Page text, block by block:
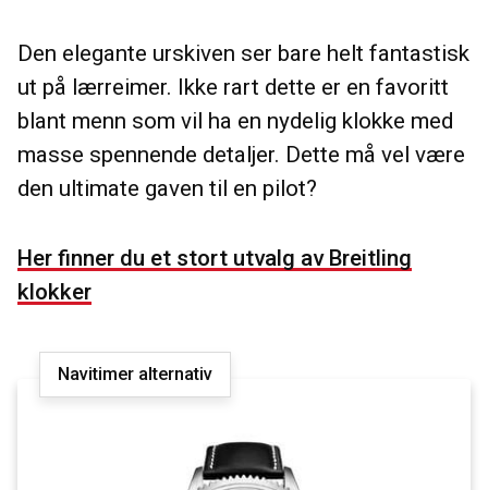
Den elegante urskiven ser bare helt fantastisk
ut på lærreimer. Ikke rart dette er en favoritt
blant menn som vil ha en nydelig klokke med
masse spennende detaljer. Dette må vel være
den ultimate gaven til en pilot?
Her finner du et stort utvalg av Breitling
klokker
Navitimer alternativ